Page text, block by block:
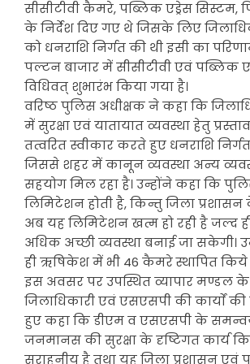
सीसीटीवी कैमरे, पब्लिक एड्रेस सिस्टम,
के निर्देश दिए गए थे जिसके लिए
को धनराशि निर्गत की थी इसी का
पल्टन बाजार में सीसीटीवी एवं पब्लिक
विधिवत् शुभारंभ किया गया है।
वरिष्ठ पुलिस अधीक्षक ने कहा कि
में सुरक्षा एवं यातायात व्यवस्था हेतु
तत्वरित स्वीकार करते हुए धनराशि
जिससे शहर में कानून व्यवस्था अन्य
सहयोग मिल रहा है। उन्होंने कहा कि
लिमिटेशन होती है, किन्तु जिला
अब यह लिमिटेशन खत्म हो रही है जल्द
अधिक अच्छी व्यवस्था बनाई जा सकेगी।
ही ऋषिकेश में भी 46 कैमरे स्थापित किये
इस अवसर पर उपस्थित व्यापार मण्डल
जिलाधिकारी एवं एसएसपी की कार्याें
हुए कहा कि डीएम व एसएसपी के
जनमानस की सुरक्षा के दृष्टिगत कार्य
सराहनीय है तथा यह जिला प्रशासन